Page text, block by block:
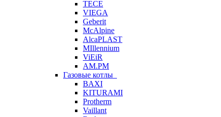
TECE
VIEGA
Geberit
McAlpine
AlcaPLAST
MIllennium
ViEiR
AM.PM
Газовые котлы
BAXI
KITURAMI
Protherm
Vaillant